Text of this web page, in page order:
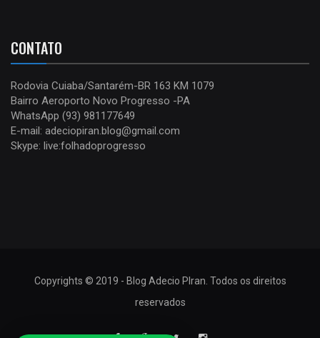
CONTATO
Rodovia Cuiaba/Santarém-BR 163 KM 1079
Bairro Aeroporto Novo Progresso -PA
WhatsApp (93) 981177649
E-mail: adeciopiran.blog@gmail.com
Skype: live:folhadoprogresso
Copyrights © 2019 - Blog Adecio PIran. Todos os direitos
reservados